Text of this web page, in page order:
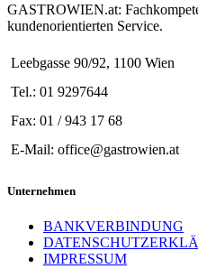
GASTROWIEN.at:
kundenorientierten Service.
Leebgasse 90/92, 1100 Wien
Tel.: 01 9297644
Fax: 01 / 943 17 68
E-Mail: office@gastrowien.at
Unternehmen
BANKVERBINDUNG
IMPRESSUM